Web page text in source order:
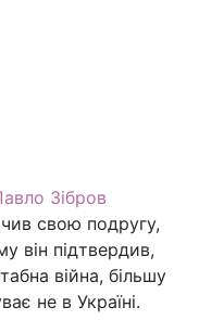
Зібров
свою подругу,
він підтвердив,
війна, більшу
не в Україні.